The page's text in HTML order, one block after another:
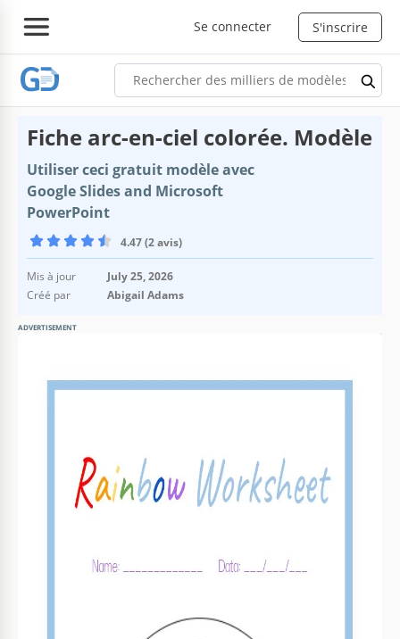
Se connecter S'inscrire
Fiche arc-en-ciel colorée. Modèle
Utiliser ceci gratuit modèle avec
Google Slides and Microsoft
PowerPoint
4.47 (2 avis)
Mis à jour
July 25, 2026
Créé par
Abigail Adams
ADVERTISEMENT